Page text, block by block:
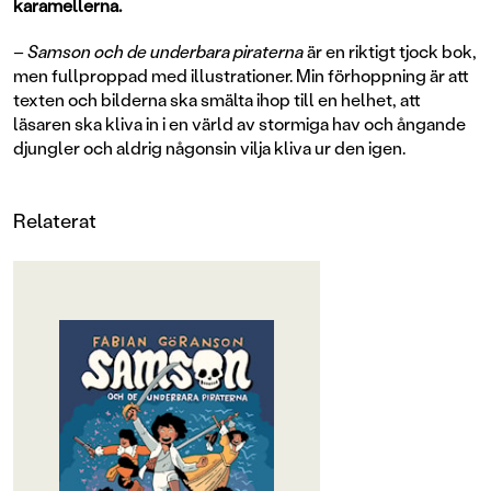
–Samson och de underbara piraternaär en riktigt tjock bok,
men fullproppad med illustrationer. Min förhoppning är att
texten och bilderna ska smälta ihop till en helhet, att
läsaren ska kliva in i en värld av stormiga hav och ångande
djungler och aldrig någonsin vilja kliva ur den igen.
Relaterat
OM BOKEN
Ett episkt piratäventyr av
Augustprisade Fabian Göranson, se
upp för rykande pistoler, vassa
sablar och livsfarlig portugisisk
balett!
Samson drömmer om att bli en